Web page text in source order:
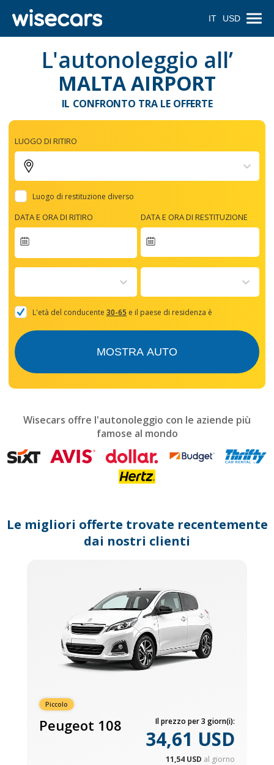
IT USD
L'autonoleggio all’
MALTA AIRPORT
IL CONFRONTO TRA LE OFFERTE
LUOGO DI RITIRO
Luogo di restituzione diverso
DATA E ORA DI RITIRO
forward
with
the
and
mark
get
the
dates.
DATA E ORA DI RESTITUZIONE
L'età del conducente 30-65 e il paese di residenza è
MOSTRA AUTO
Wisecars offre l'autonoleggio con le aziende più
famose al mondo
Le migliori offerte trovate recentemente
dai nostri clienti
Piccolo
Peugeot 108 Il prezzo per 3 giorn(i):
34,61 USD
11,54 USD al giorno